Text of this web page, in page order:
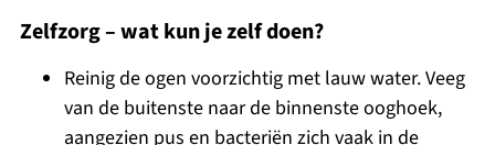
Zelfzorg – wat kun je zelf doen?
Reinig de ogen voorzichtig met lauw water. Veeg
van de buitenste naar de binnenste ooghoek,
aangezien pus en bacteriën zich vaak in de